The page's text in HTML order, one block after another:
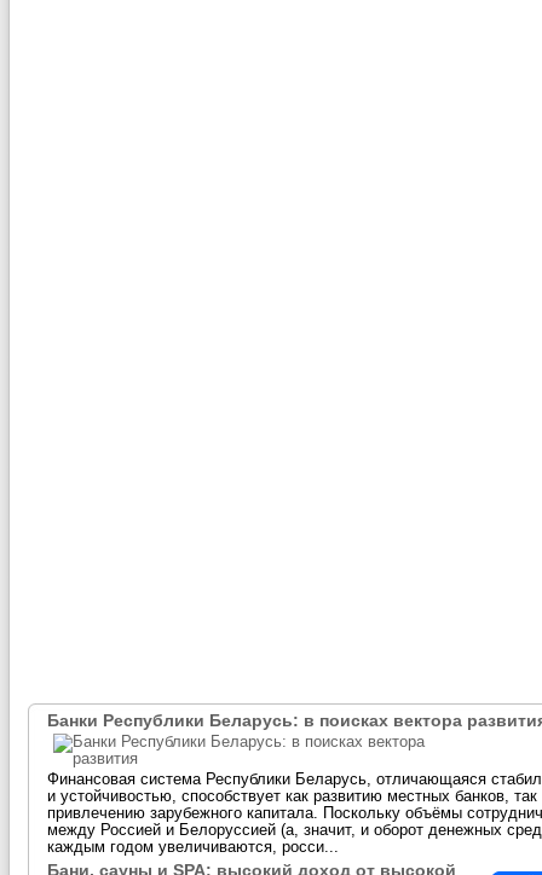
Банки Республики Беларусь: в поисках вектора
Финансовая система Республики Беларусь, отличающаяся
и устойчивостью, способствует как развитию местных банков, так
привлечению зарубежного капитала. Поскольку объёмы
между Россией и Белоруссией (а, значит, и оборот денежных
каждым годом увеличиваются, росси...
Бани, сауны и SPA: высокий доход от высокой